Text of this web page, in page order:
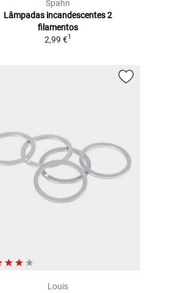
Spahn
Lâmpadas incandescentes 2
filamentos
2,99 €1
Louis